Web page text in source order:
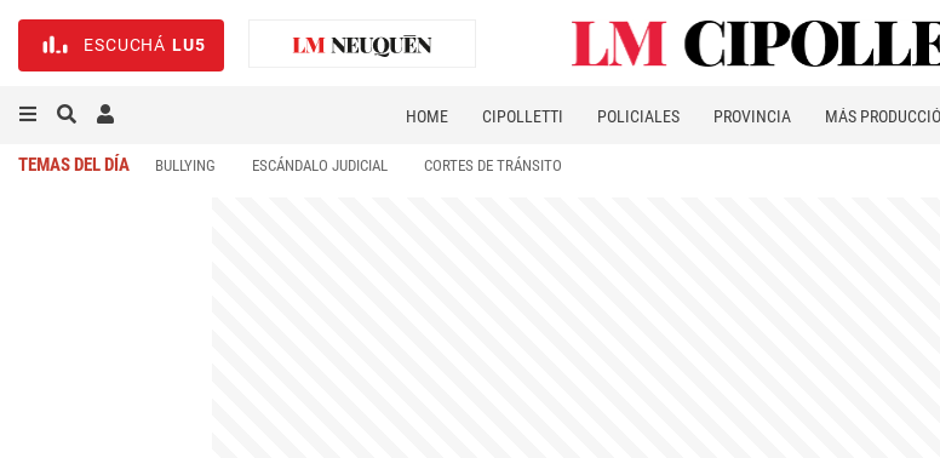
ESCUCHÁ LU5
HOME CIPOLLETTI POLICIALES PROVINCIA MÁS
TEMAS DEL DÍA BULLYING ESCÁNDALO JUDICIAL CORTES DE TRÁNSITO